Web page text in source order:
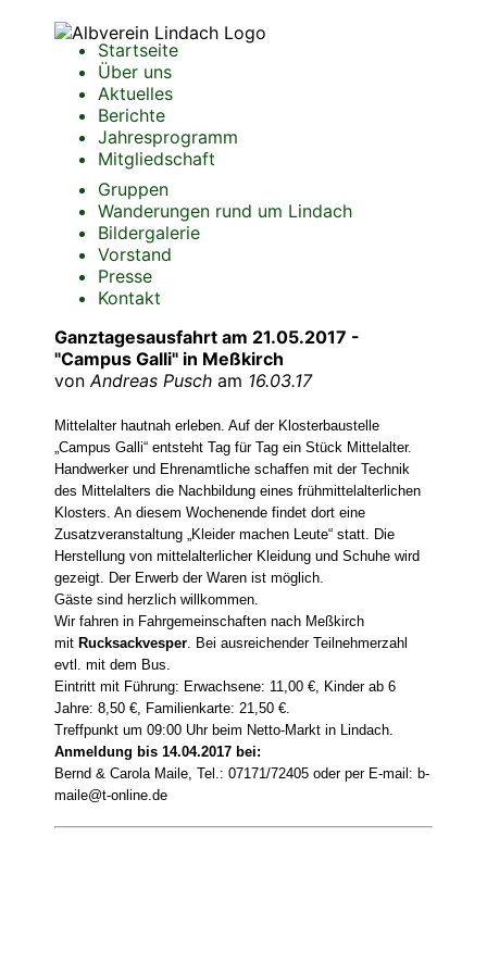
Startseite
Über uns
Aktuelles
Berichte
Jahresprogramm
Mitgliedschaft
Gruppen
Wanderungen rund um Lindach
Bildergalerie
Vorstand
Presse
Kontakt
Ganztagesausfahrt am 21.05.2017 -
"Campus Galli" in Meßkirch
vonAndreas Pusch am 16.03.17
Mittelalter hautnah erleben. Auf der Klosterbaustelle
„Campus Galli“ entsteht Tag für Tag ein Stück Mittelalter.
Handwerker und Ehrenamtliche schaffen mit der Technik
des Mittelalters die Nachbildung eines frühmittelalterlichen
Klosters. An diesem Wochenende findet dort eine
Zusatzveranstaltung „Kleider machen Leute“ statt. Die
Herstellung von mittelalterlicher Kleidung und Schuhe wird
gezeigt. Der Erwerb der Waren ist möglich.
Gäste sind herzlich willkommen.
Wir fahren in Fahrgemeinschaften nach Meßkirch
mit Rucksackvesper. Bei ausreichender Teilnehmerzahl
evtl. mit dem Bus.
Eintritt mit Führung: Erwachsene: 11,00 €, Kinder ab 6
Jahre: 8,50 €, Familienkarte: 21,50 €.
Treffpunkt um 09:00 Uhr beim Netto-Markt in Lindach.
Anmeldung bis 14.04.2017 bei:
Bernd & Carola Maile, Tel.: 07171/72405 oder per E-mail: b-
maile@t-online.de